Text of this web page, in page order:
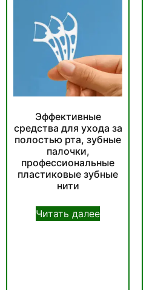
Эффективные
средства для ухода за
полостью рта, зубные
палочки,
профессиональные
пластиковые зубные
нити
Читать далее